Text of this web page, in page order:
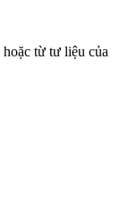
hoặc từ tư liệu của